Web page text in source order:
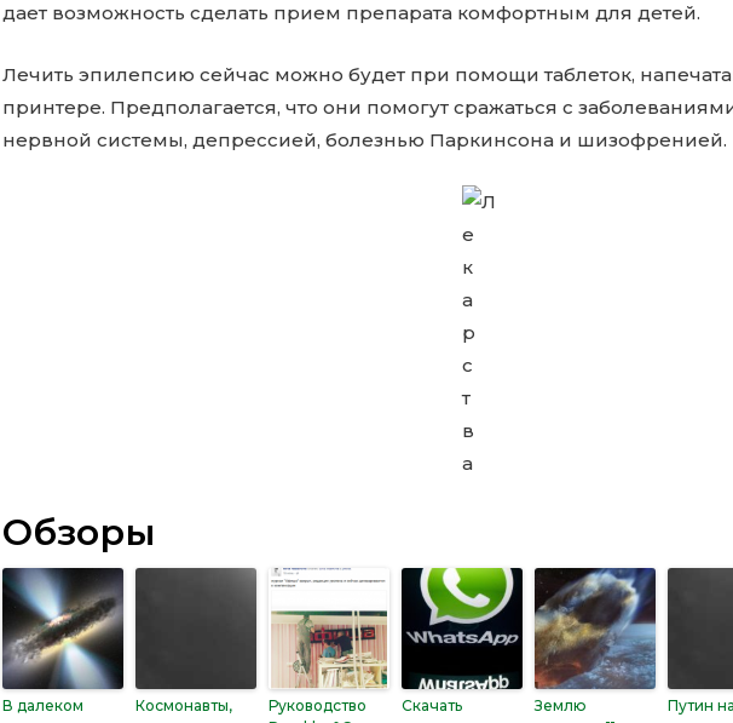
дает возможность сделать прием препарата комфортным для детей.
Лечить эпилепсию сейчас можно будет при помощи таблеток,
принтере. Предполагается, что они помогут сражаться с
нервной системы, депрессией, болезнью Паркинсона и шизофренией.
Обзоры
В далеком
Космонавты,
Руководство
Скачать
Землю
Путин